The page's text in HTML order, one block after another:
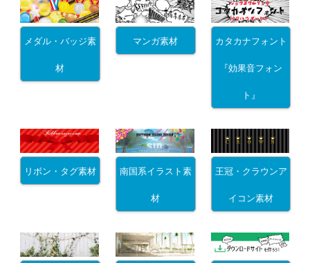
メダル・バッジ素
材
マンガ素材 カタカナフォント
『効果音フォン
ト』
リボン・タグ素材 南国系イラスト素
材
王冠・クラウンア
イコン素材